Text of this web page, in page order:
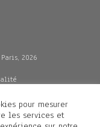
2026
pour mesurer
les services et